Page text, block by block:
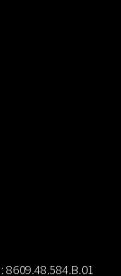
8609.48.584.B.01